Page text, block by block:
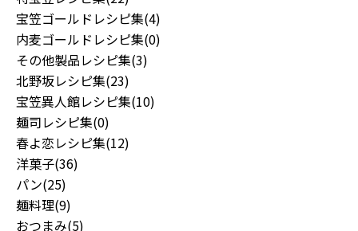
宝笠ゴールドレシピ集(4)
内麦ゴールドレシピ集(0)
その他製品レシピ集(3)
北野坂レシピ集(23)
宝笠異人館レシピ集(10)
麺司レシピ集(0)
春よ恋レシピ集(12)
洋菓子(36)
パン(25)
麺料理(9)
おつまみ(5)